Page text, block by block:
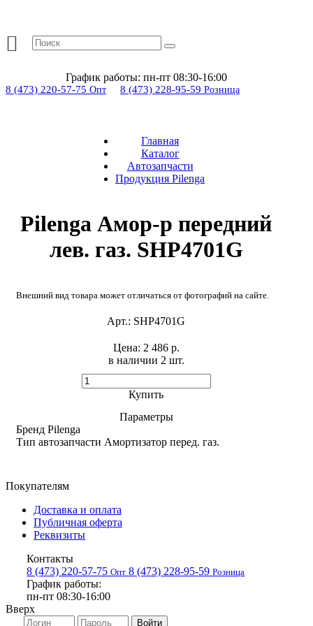
График работы: пн-пт 08:30-16:00
8 (473) 220-57-75 Опт 8 (473) 228-95-59 Розница
Главная
Каталог
Автозапчасти
Продукция Pilenga
Pilenga Амор-р передний
лев. газ. SHP4701G
Внешний вид товара может отличаться от фотографий на сайте.
Арт.: SHP4701G
в наличии 2 шт. ​
Цена: 2 486 р.
Купить
Параметры
Бренд Pilenga
Тип автозапчасти Амортизатор перед. газ.
Покупателям
Доставка и оплата
Публичная оферта
Реквизиты
Контакты
8 (473) 220-57-75 Опт 8 (473) 228-95-59 Розница
График работы:
пн-пт 08:30-16:00
Вверх
Войти